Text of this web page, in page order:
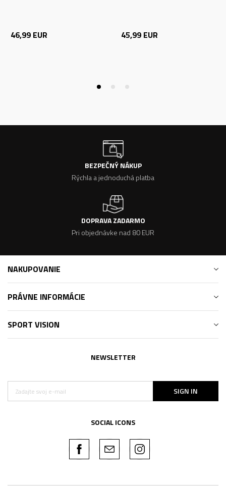
46,99 EUR 45,99 EUR
BEZPEČNÝ NÁKUP
Rýchla a jednoduchá platba
DOPRAVA ZADARMO
Pri objednávke nad 80 EUR
NAKUPOVANIE
PRÁVNE INFORMÁCIE
SPORT VISION
NEWSLETTER
SIGN IN
SOCIAL ICONS